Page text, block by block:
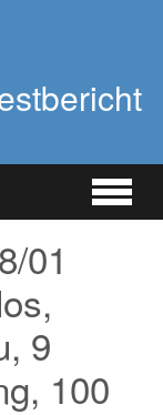
01
9
100